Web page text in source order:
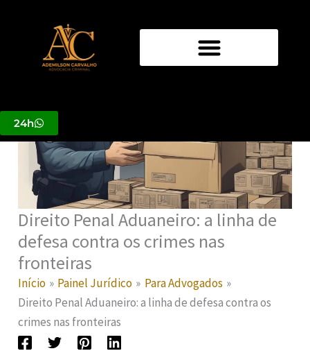
conteúdo
24h
Direito Penal Aduaneiro: a linha de
defesa contra os crimes nas
fronteiras
Início Painel Jurídico
Para Advogados
Direito Penal Aduaneiro: a linha de defesa contra os
crimes nas fronteiras